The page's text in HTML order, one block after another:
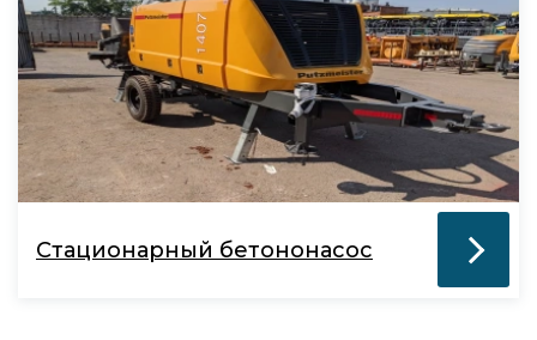
Стационарный бетононасос